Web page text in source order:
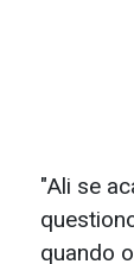
"Ali se
quando